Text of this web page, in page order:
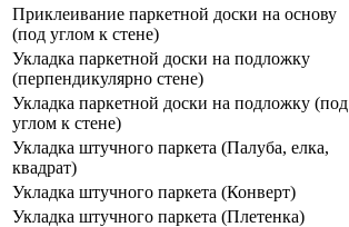
Приклеивание паркетной доски на основу
(под углом к стене)
Укладка паркетной доски на подложку
(перпендикулярно стене)
Укладка паркетной доски на подложку (под
углом к стене)
Укладка штучного паркета (Палуба, елка,
квадрат)
Укладка штучного паркета (Конверт)
Укладка штучного паркета (Плетенка)